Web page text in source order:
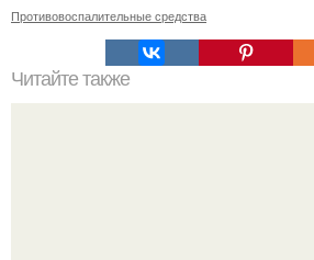
Противовоспалительные средства
Читайте также